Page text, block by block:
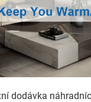
dodávka